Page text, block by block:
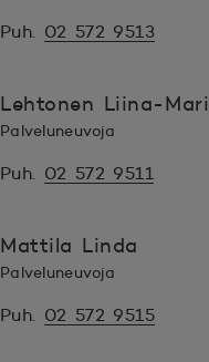
Puh. 02 572 9513
Lehtonen Liina-Mari
Palveluneuvoja
Puh. 02 572 9511
Mattila Linda
Palveluneuvoja
Puh. 02 572 9515